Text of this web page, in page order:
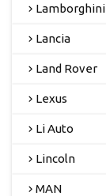
Lamborghini
Lancia
Land Rover
Lexus
Li Auto
Lincoln
MAN